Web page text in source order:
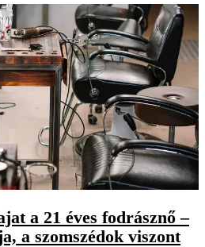
a 21 éves fodrásznő –
a szomszédok viszont